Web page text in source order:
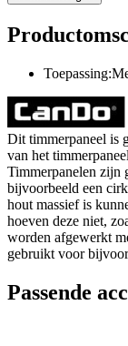
Dit timmerpaneel is
van het
Timmerpanelen zijn
bijvoorbeeld een
hout massief is
hoeven deze niet,
worden afgewerkt
gebruikt voor
Passende